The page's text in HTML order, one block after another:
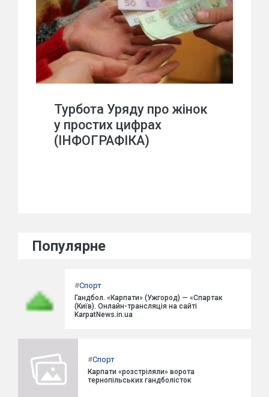
Турбота Уряду про жінок
у простих цифрах
(ІНФОГРАФІКА)
Популярне
#Спорт
Гандбол. «Карпати» (Ужгород) — «Спартак
(Київ). Онлайн-трансляція на сайті
KarpatNews.in.ua
#Спорт
Карпати «розстріляли» ворота
тернопільських гандболісток